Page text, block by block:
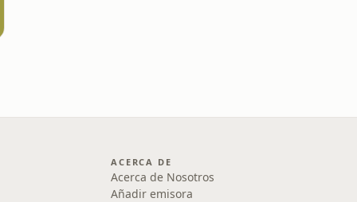
ACERCA DE
Acerca de Nosotros
Añadir emisora